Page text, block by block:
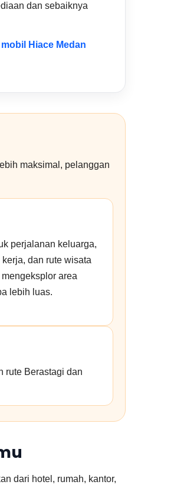
dan sebaiknya
Hiace Medan
maksimal, pelanggan
perjalanan keluarga,
dan rute wisata
area
lebih luas.
rute Berastagi dan
dari hotel, rumah, kantor,